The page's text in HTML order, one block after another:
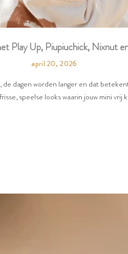
Play Up, Piupiuchick, Nixnut
april 20, 2026
de dagen worden langer en dat
speelse looks waarin jouw mini vrij